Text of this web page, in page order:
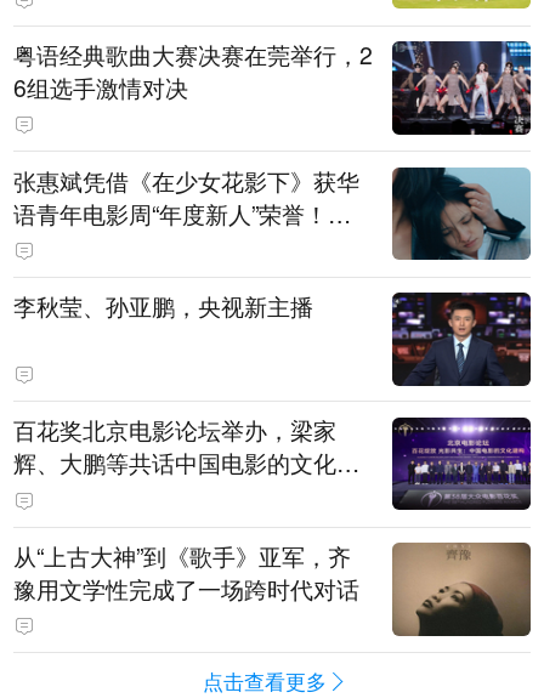
粤语经典歌曲大赛决赛在莞举行，2
6组选手激情对决
张惠斌凭借《在少女花影下》获华
语青年电影周“年度新人”荣誉！该
电影全程在广州取景，采用粤语对
白，主演均为广州本土演员
李秋莹、孙亚鹏，央视新主播
百花奖北京电影论坛举办，梁家
辉、大鹏等共话中国电影的文化建
构
从“上古大神”到《歌手》亚军，齐
豫用文学性完成了一场跨时代对话
点击查看更多